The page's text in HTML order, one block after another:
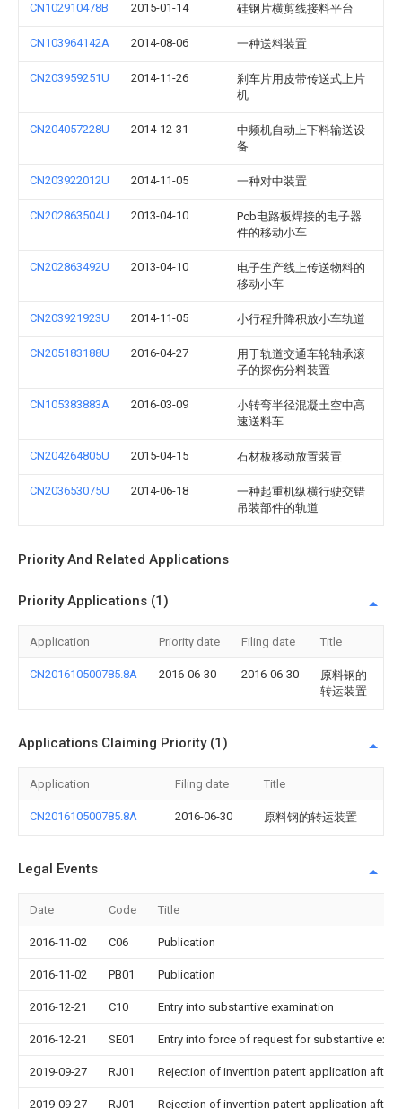
CN102910478B 2015-01-14 硅钢片横剪线接料平台
CN103964142A 2014-08-06 一种送料装置
CN203959251U 2014-11-26
刹车片用皮带传送式上片
机
CN204057228U 2014-12-31
中频机自动上下料输送设
备
CN203922012U 2014-11-05 一种对中装置
CN202863504U 2013-04-10
Pcb电路板焊接的电子器
件的移动小车
CN202863492U 2013-04-10
电子生产线上传送物料的
移动小车
CN203921923U 2014-11-05 小行程升降积放小车轨道
CN205183188U 2016-04-27
用于轨道交通车轮轴承滚
子的探伤分料装置
CN105383883A 2016-03-09
小转弯半径混凝土空中高
速送料车
CN204264805U 2015-04-15 石材板移动放置装置
CN203653075U 2014-06-18
一种起重机纵横行驶交错
吊装部件的轨道
Priority And Related Applications
Priority Applications (1)
Application Priority date Filing date Title
CN201610500785.8A 2016-06-30 2016-06-30
原料钢的
转运装置
Applications Claiming Priority (1)
Application Filing date Title
CN201610500785.8A 2016-06-30 原料钢的转运装置
Legal Events
Date Code Title
2016-11-02 C06 Publication
2016-11-02 PB01 Publication
2016-12-21 C10 Entry into substantive examination
2016-12-21 SE01 Entry into force of request for substantive
2019-09-27 RJ01 Rejection of invention patent application after
2019-09-27 RJ01 Rejection of invention patent application after